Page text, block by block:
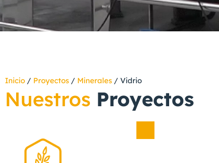
Inicio / Proyectos / Minerales / Vidrio
Nuestros Proyectos